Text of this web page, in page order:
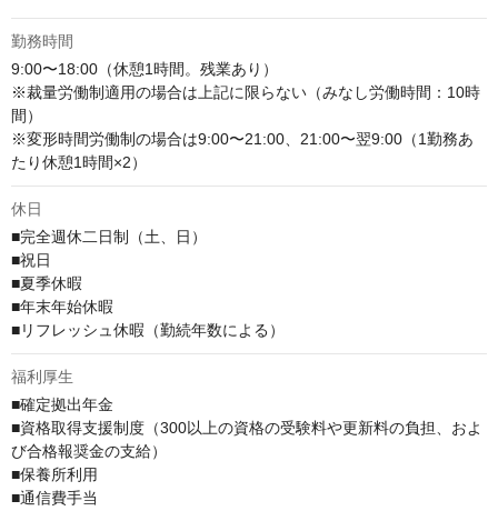
勤務時間
9:00〜18:00（休憩1時間。残業あり）
※裁量労働制適用の場合は上記に限らない（みなし労働時間：10時
間）
※変形時間労働制の場合は9:00〜21:00、21:00〜翌9:00（1勤務あ
たり休憩1時間×2）
休日
■完全週休二日制（土、日）
■祝日
■夏季休暇
■年末年始休暇
■リフレッシュ休暇（勤続年数による）
福利厚生
■確定拠出年金
■資格取得支援制度（300以上の資格の受験料や更新料の負担、およ
び合格報奨金の支給）
■保養所利用
■通信費手当